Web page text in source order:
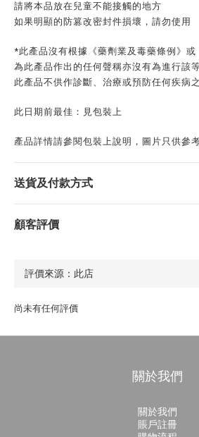
請將本品放在兒童不能接觸的地方
如果明顯的防篡改密封件損壞，請勿使用
*此產品沒有根據《藥劑業及毒藥條例》或
為此產品作出的任何聲稱亦沒有為進行該
此產品不供作診斷、治療或預防任何疾病
此日期前最佳：見包裝上
產品詳情請參閱包裝上說明，圖片只供參
送貨及付款方式
顧客評價
尚未有任何評價
關於我們
關於我們
賬戶註冊